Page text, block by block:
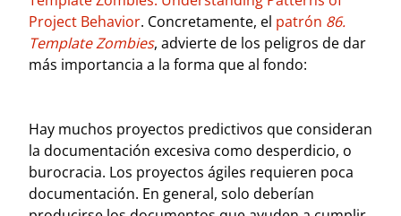
Project Behavior. Concretamente, el patrón 86.
Template Zombies, advierte de los peligros de dar
más importancia a la forma que al fondo:
Hay muchos proyectos predictivos que consideran
la documentación excesiva como desperdicio, o
burocracia. Los proyectos ágiles requieren poca
documentación. En general, solo deberían